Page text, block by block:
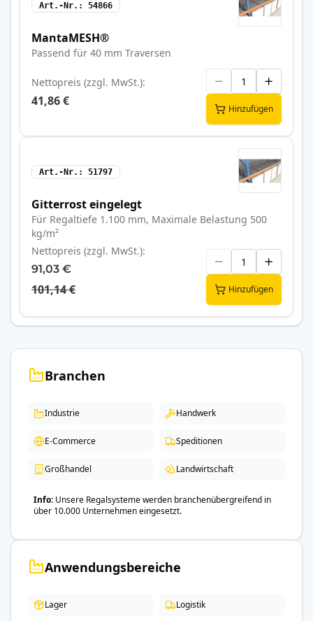
Art.-Nr. 54866
MantaMESH®
Passend für 40 mm Traversen
Nettopreis (zzgl. MwSt.)
41,86 €
Hinzufügen
Art.-Nr. 51797
Gitterrost eingelegt
Für Regaltiefe 1.100 mm, Maximale Belastung 500
kg/m²
Nettopreis (zzgl. MwSt.)
91,03 €
101,14 € Hinzufügen
Branchen
Industrie Handwerk
E-Commerce Speditionen
Großhandel Landwirtschaft
Info Unsere Regalsysteme werden branchenübergreifend in
über 10.000 Unternehmen eingesetzt.
Anwendungsbereiche
Lager Logistik